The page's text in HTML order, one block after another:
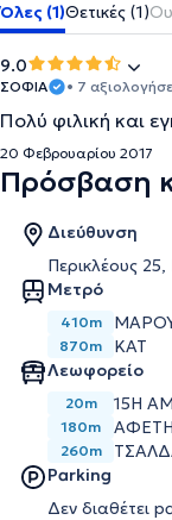
Όλες (1)Θετικές (1)
9.0
ΣΟΦΙΑ • 7
Πολύ φιλική και
20 Φεβρουαρίου 2017
Πρόσβαση
Διεύθυνση
Περικλέους
Μετρό
410m
870m
ΚΑΤ
Λεωφορείο
20m 15Η
180m
260m
Parking
Δεν διαθέτει